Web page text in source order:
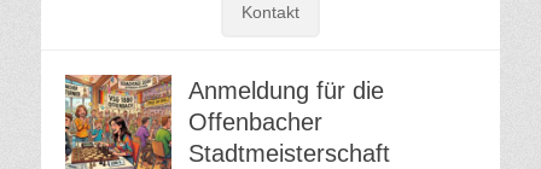
Kontakt
Anmeldung für die
Offenbacher
Stadtmeisterschaft